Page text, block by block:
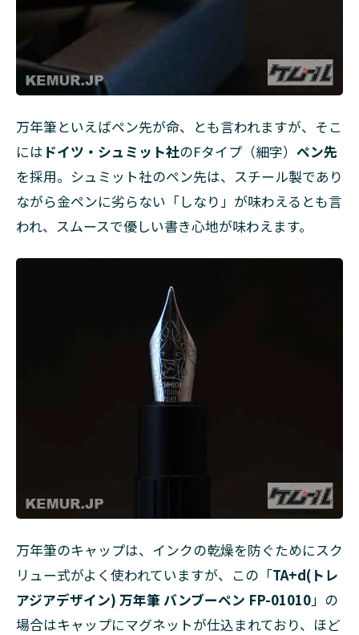
万年筆といえばペン先が命、とも言われますが、そこ
には ドイツ・シュミット社のFタイプ（細字） ペン先
を採用。シュミット社のペン先は、スチール製であり
ながら金ペンに劣らない「しなり」が味わえるとも言
われ、スムースで優しい書き心地が味わえます。
万年筆のキャップは、インクの乾燥を防ぐためにスク
リュー式がよく使われていますが、この「TA+d(トレ
アジアデザイン) 万年筆 バンブーペン FP-01010」の
場合はキャップにマグネットが仕込まれており、ほど